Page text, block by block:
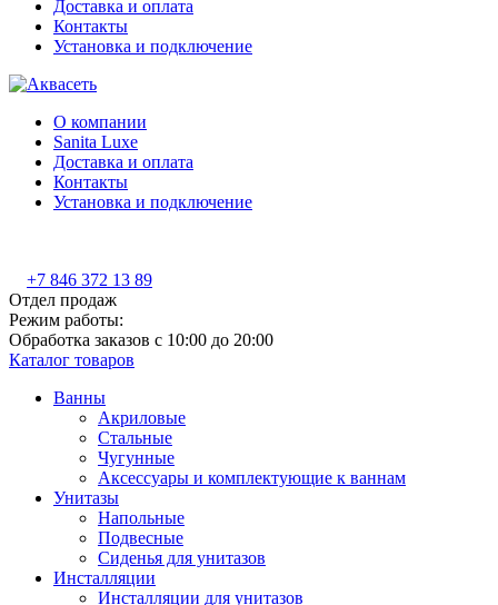
Доставка и оплата
Контакты
Установка и подключение
О компании
Sanita Luxe
Доставка и оплата
Контакты
Установка и подключение
+7 846 372 13 89
Отдел продаж
Режим работы:
Обработка заказов с 10:00 до 20:00
Каталог товаров
Ванны
Акриловые
Стальные
Чугунные
Аксессуары и комплектующие к ваннам
Унитазы
Напольные
Подвесные
Сиденья для унитазов
Инсталляции
Инсталляции для унитазов